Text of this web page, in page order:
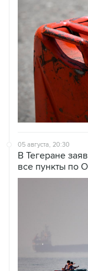
05 августа, 20:30
В Тегеране
все пункты по